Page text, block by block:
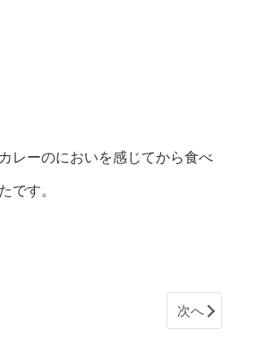
レーのにおいを感じてから食べ
です。
次へ